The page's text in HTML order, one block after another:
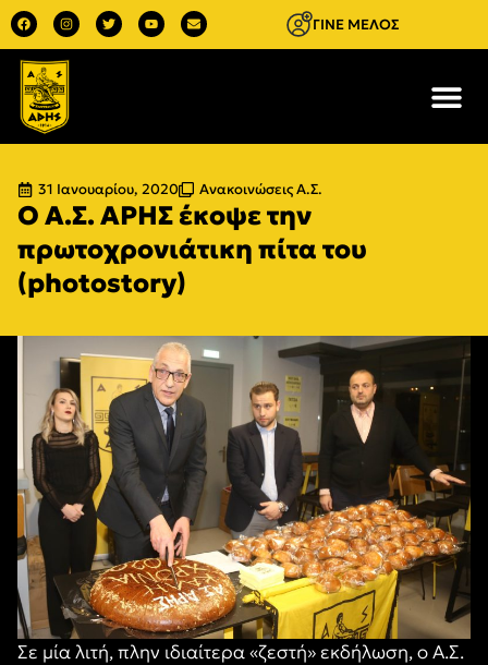
ΓΙΝΕ ΜΕΛΟΣ
31 Ιανουαρίου, 2020 Ανακοινώσεις Α.Σ.
Ο Α.Σ. ΑΡΗΣ έκοψε την
πρωτοχρονιάτικη πίτα του
(photostory)
Σε μία λιτή, πλην ιδιαίτερα «ζεστή» εκδήλωση, ο Α.Σ.